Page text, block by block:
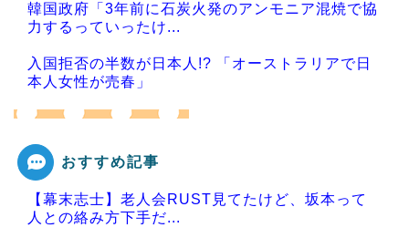
韓国政府「3年前に石炭火発のアンモニア混焼で協
力するっていったけ...
入国拒否の半数が日本人!? 「オーストラリアで日
本人女性が売春」
Powered by livedoor 相互RSS
おすすめ記事
【幕末志士】老人会RUST見てたけど、坂本って
人との絡み方下手だ...